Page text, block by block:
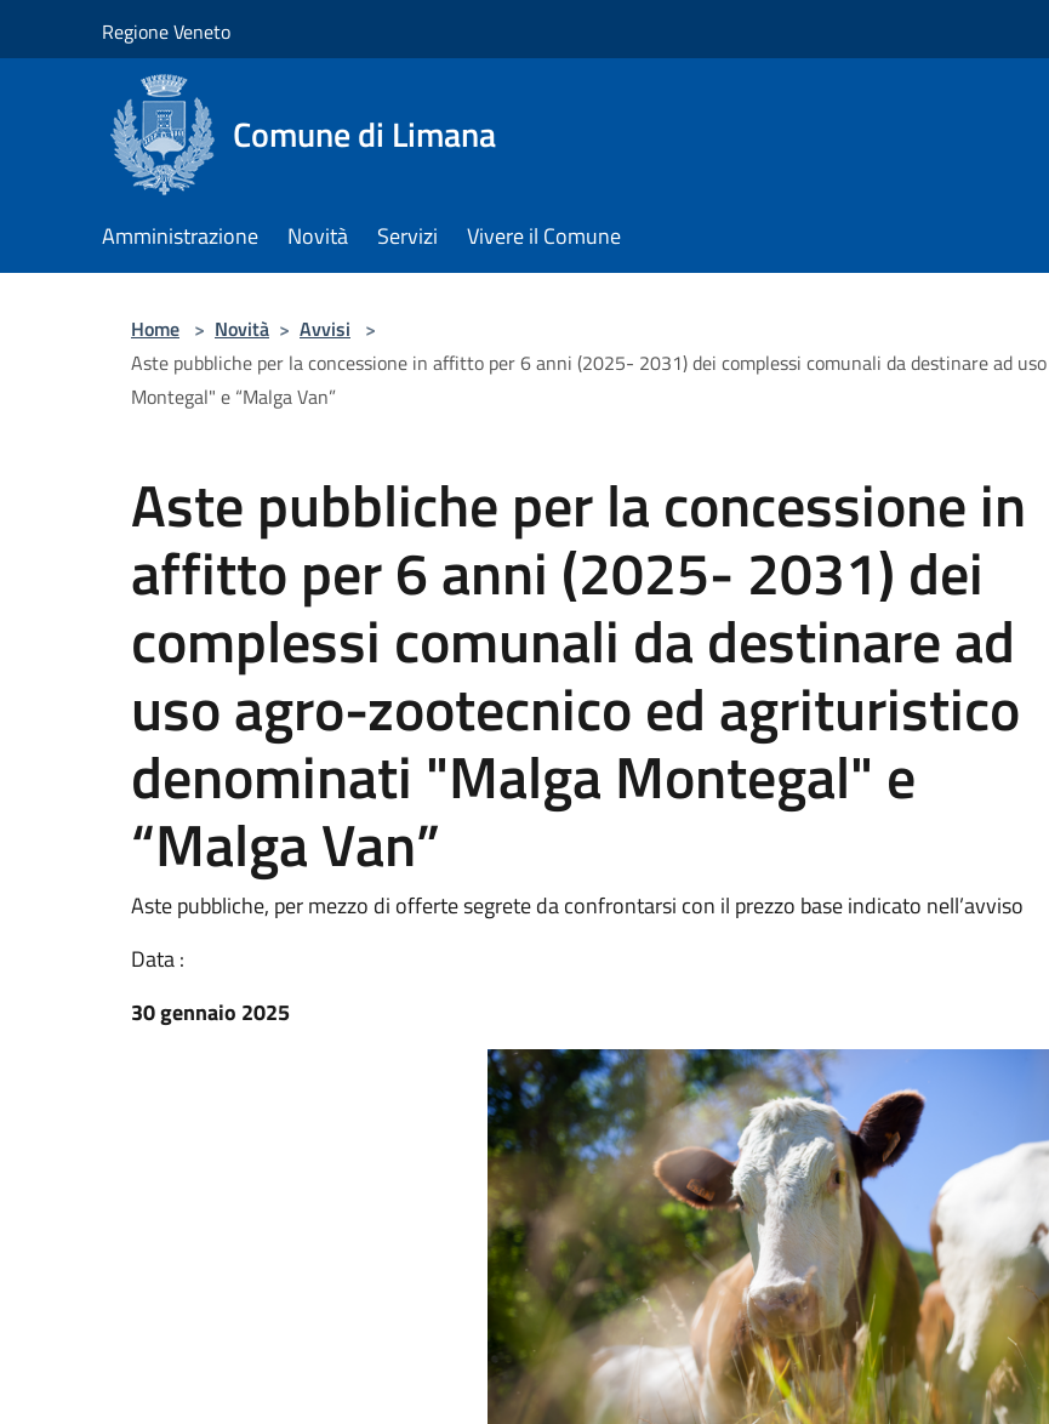
Regione Veneto
Comune di Limana
Amministrazione Novità Servizi Vivere il Comune
Home > Novità > Avvisi >
Aste pubbliche per la concessione in affitto per 6 anni (2025- 2031) dei complessi comunali da destinare ad
Montegal" e “Malga Van”
Aste pubbliche per la concessione in
affitto per 6 anni (2025- 2031) dei
complessi comunali da destinare ad
uso agro-zootecnico ed agrituristico
denominati "Malga Montegal" e
“Malga Van”
Aste pubbliche, per mezzo di offerte segrete da confrontarsi con il prezzo base indicato nell’avviso
Data :
30 gennaio 2025